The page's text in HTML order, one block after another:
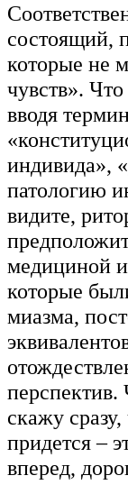
состоящий,
которые не
чувств».
вводя
индивида»,
патологию
видите,
медициной
которые
миазма,
перспектив.
скажу
придется –
вперед,